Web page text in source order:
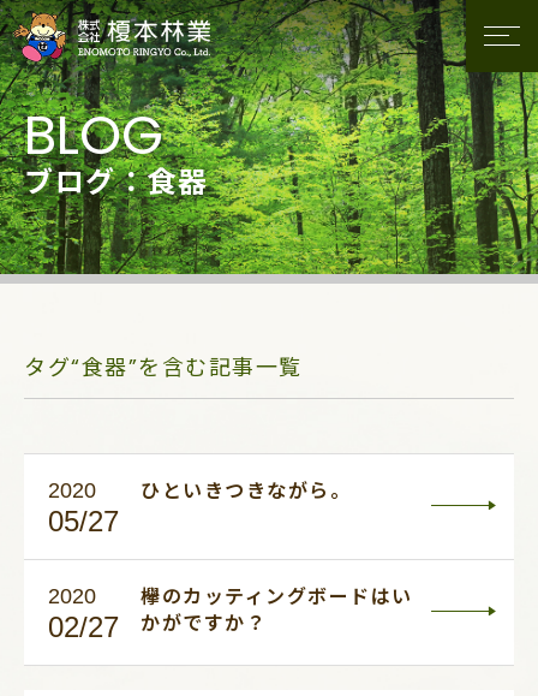
ブログ：食器
タグ“食器”を含む記事一覧
2020
05/27
ひといきつきながら。
2020
02/27
欅のカッティングボードはい
かがですか？